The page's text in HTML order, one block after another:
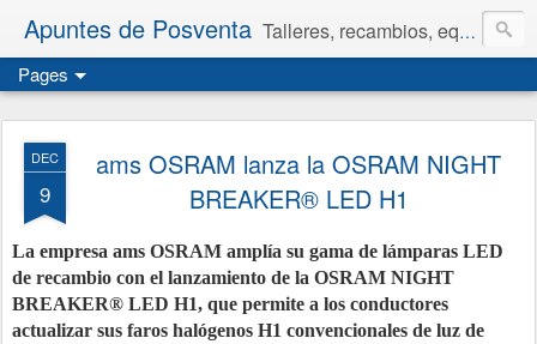
Apuntes de Posventa Talleres, recambios, equipamiento y neumáticos.
Pages
DEC
9
ams OSRAM lanza la OSRAM NIGHT
BREAKER® LED H1
La empresa ams OSRAM amplía su gama de lámparas LED
de recambio con el lanzamiento de la OSRAM NIGHT
BREAKER® LED H1, que permite a los conductores
actualizar sus faros halógenos H1 convencionales de luz de